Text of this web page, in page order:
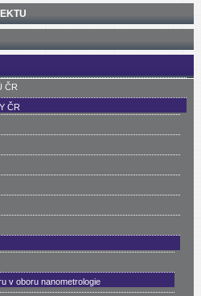
ČR
ČR
v oboru nanometrologie